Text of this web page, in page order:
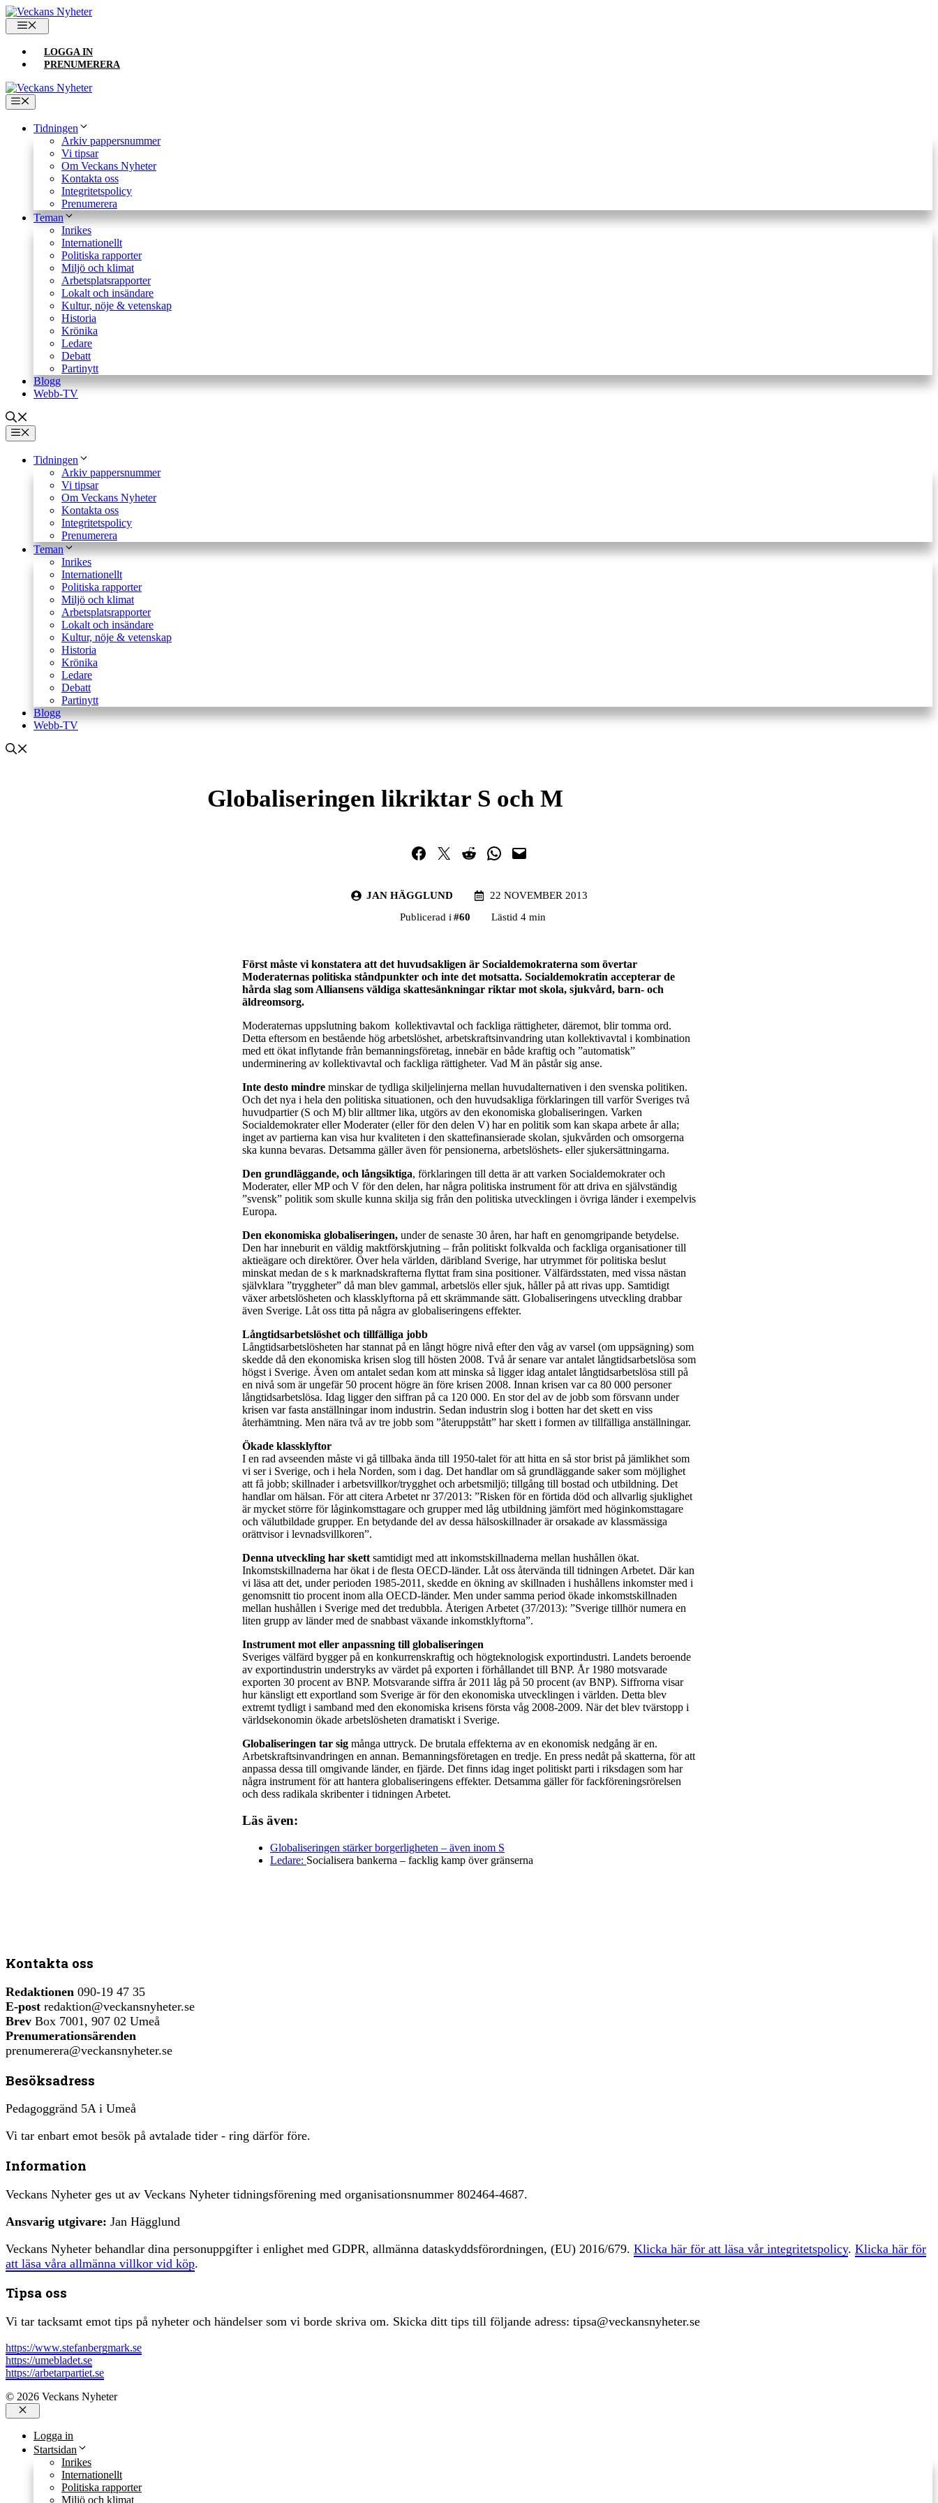
Hoppa
till
innehåll
LOGGA IN
PRENUMERERA
Meny
Tidningen
Arkiv pappersnummer
Vi tipsar
Om Veckans Nyheter
Kontakta oss
Integritetspolicy
Prenumerera
Teman
Inrikes
Internationellt
Politiska rapporter
Miljö och klimat
Arbetsplatsrapporter
Lokalt och insändare
Kultur, nöje & vetenskap
Historia
Krönika
Ledare
Debatt
Partinytt
Blogg
Webb-TV
Meny
Tidningen
Arkiv pappersnummer
Vi tipsar
Om Veckans Nyheter
Kontakta oss
Integritetspolicy
Prenumerera
Teman
Inrikes
Internationellt
Politiska rapporter
Miljö och klimat
Arbetsplatsrapporter
Lokalt och insändare
Kultur, nöje & vetenskap
Historia
Krönika
Ledare
Debatt
Partinytt
Blogg
Webb-TV
Globaliseringen likriktar S och M
Dela på Facebook
Dela på TwitterDela på RedditDela i WhatsApp
Maila en länk
JAN HÄGGLUND
22 NOVEMBER 2013
Publicerad i #60 Lästid 4 min
Först måste vi konstatera att det huvudsakligen är Socialdemokraterna som övertar
Moderaternas politiska ståndpunkter och inte det motsatta. Socialdemokratin accepterar de
hårda slag som Alliansens väldiga skattesänkningar riktar mot skola, sjukvård, barn- och
äldreomsorg.
Moderaternas uppslutning bakom kollektivavtal och fackliga rättigheter, däremot, blir tomma ord.
Detta eftersom en bestående hög arbetslöshet, arbetskraftsinvandring utan kollektivavtal i kombination
med ett ökat inflytande från bemanningsföretag, innebär en både kraftig och ”automatisk”
underminering av kollektivavtal och fackliga rättigheter. Vad M än påstår sig anse.
Inte desto mindre minskar de tydliga skiljelinjerna mellan huvudalternativen i den svenska politiken.
Och det nya i hela den politiska situationen, och den huvudsakliga förklaringen till varför Sveriges två
huvudpartier (S och M) blir alltmer lika, utgörs av den ekonomiska globaliseringen. Varken
Socialdemokrater eller Moderater (eller för den delen V) har en politik som kan skapa arbete år alla;
inget av partierna kan visa hur kvaliteten i den skattefinansierade skolan, sjukvården och omsorgerna
ska kunna bevaras. Detsamma gäller även för pensionerna, arbetslöshets- eller sjukersättningarna.
Den grundläggande, och långsiktiga, förklaringen till detta är att varken Socialdemokrater och
Moderater, eller MP och V för den delen, har några politiska instrument för att driva en självständig
”svensk” politik som skulle kunna skilja sig från den politiska utvecklingen i övriga länder i exempelvis
Europa.
Den ekonomiska globaliseringen, under de senaste 30 åren, har haft en genomgripande betydelse.
Den har inneburit en väldig maktförskjutning – från politiskt folkvalda och fackliga organisationer till
aktieägare och direktörer. Över hela världen, däribland Sverige, har utrymmet för politiska beslut
minskat medan de s k marknadskrafterna flyttat fram sina positioner. Välfärdsstaten, med vissa nästan
självklara ”tryggheter” då man blev gammal, arbetslös eller sjuk, håller på att rivas upp. Samtidigt
växer arbetslösheten och klassklyftorna på ett skrämmande sätt. Globaliseringens utveckling drabbar
även Sverige. Låt oss titta på några av globaliseringens effekter.
Långtidsarbetslöshet och tillfälliga jobb
Långtidsarbetslösheten har stannat på en långt högre nivå efter den våg av varsel (om uppsägning) som
skedde då den ekonomiska krisen slog till hösten 2008. Två år senare var antalet långtidsarbetslösa som
högst i Sverige. Även om antalet sedan kom att minska så ligger idag antalet långtidsarbetslösa still på
en nivå som är ungefär 50 procent högre än före krisen 2008. Innan krisen var ca 80 000 personer
långtidsarbetslösa. Idag ligger den siffran på ca 120 000. En stor del av de jobb som försvann under
krisen var fasta anställningar inom industrin. Sedan industrin slog i botten har det skett en viss
återhämtning. Men nära två av tre jobb som ”återuppstått” har skett i formen av tillfälliga anställningar.
Ökade klassklyftor
I en rad avseenden måste vi gå tillbaka ända till 1950-talet för att hitta en så stor brist på jämlikhet som
vi ser i Sverige, och i hela Norden, som i dag. Det handlar om så grundläggande saker som möjlighet
att få jobb; skillnader i arbetsvillkor/trygghet och arbetsmiljö; tillgång till bostad och utbildning. Det
handlar om hälsan. För att citera Arbetet nr 37/2013: ”Risken för en förtida död och allvarlig sjuklighet
är mycket större för låginkomsttagare och grupper med låg utbildning jämfört med höginkomsttagare
och välutbildade grupper. En betydande del av dessa hälsoskillnader är orsakade av klassmässiga
orättvisor i levnadsvillkoren”.
Denna utveckling har skett samtidigt med att inkomstskillnaderna mellan hushållen ökat.
Inkomstskillnaderna har ökat i de flesta OECD-länder. Låt oss återvända till tidningen Arbetet. Där kan
vi läsa att det, under perioden 1985-2011, skedde en ökning av skillnaden i hushållens inkomster med i
genomsnitt tio procent inom alla OECD-länder. Men under samma period ökade inkomstskillnaden
mellan hushållen i Sverige med det tredubbla. Återigen Arbetet (37/2013): ”Sverige tillhör numera en
liten grupp av länder med de snabbast växande inkomstklyftorna”.
Instrument mot eller anpassning till globaliseringen
Sveriges välfärd bygger på en konkurrenskraftig och högteknologisk exportindustri. Landets beroende
av exportindustrin understryks av värdet på exporten i förhållandet till BNP. År 1980 motsvarade
exporten 30 procent av BNP. Motsvarande siffra år 2011 låg på 50 procent (av BNP). Siffrorna visar
hur känsligt ett exportland som Sverige är för den ekonomiska utvecklingen i världen. Detta blev
extremt tydligt i samband med den ekonomiska krisens första våg 2008-2009. När det blev tvärstopp i
världsekonomin ökade arbetslösheten dramatiskt i Sverige.
Globaliseringen tar sig många uttryck. De brutala effekterna av en ekonomisk nedgång är en.
Arbetskraftsinvandringen en annan. Bemanningsföretagen en tredje. En press nedåt på skatterna, för att
anpassa dessa till omgivande länder, en fjärde. Det finns idag inget politiskt parti i riksdagen som har
några instrument för att hantera globaliseringens effekter. Detsamma gäller för fackföreningsrörelsen
och dess radikala skribenter i tidningen Arbetet.
Läs även:
Globaliseringen stärker borgerligheten – även inom S
Ledare: Socialisera bankerna – facklig kamp över gränserna
Kontakta oss
Redaktionen 090-19 47 35
E-post redaktion@veckansnyheter.se
Brev Box 7001, 907 02 Umeå
Prenumerationsärenden
prenumerera@veckansnyheter.se
Besöksadress
Pedagoggränd 5A i Umeå
Vi tar enbart emot besök på avtalade tider - ring därför före.
Information
Veckans Nyheter ges ut av Veckans Nyheter tidningsförening med organisationsnummer 802464-4687.
Ansvarig utgivare: Jan Hägglund
Veckans Nyheter behandlar dina personuppgifter i enlighet med GDPR, allmänna dataskyddsförordningen, (EU) 2016/679. Klicka här för att läsa vår integritetspolicy. Klicka här för
att läsa våra allmänna villkor vid köp.
Tipsa oss
Vi tar tacksamt emot tips på nyheter och händelser som vi borde skriva om. Skicka ditt tips till följande adress: tipsa@veckansnyheter.se
https://www.stefanbergmark.se
https://umebladet.se
https://arbetarpartiet.se
© 2026 Veckans Nyheter
Stäng
Logga in
Startsidan
Inrikes
Internationellt
Politiska rapporter
Miljö och klimat